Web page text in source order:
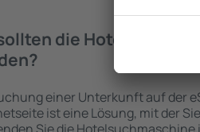
die Hotels in in
einer Unterkunft auf der
ist eine Lösung, mit der